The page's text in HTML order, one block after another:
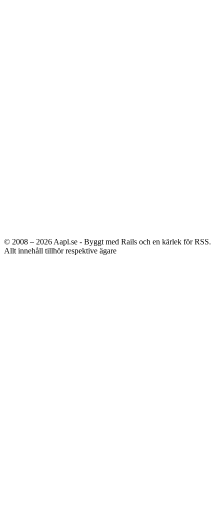
© 2008 – 2026 Aapl.se - Byggt med Rails och en kärlek för RSS.
Allt innehåll tillhör respektive ägare